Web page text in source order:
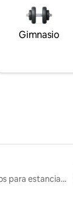
Gimnasio
Alojamientos para estancias largas